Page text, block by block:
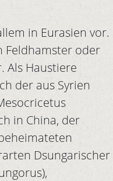
in Eurasien vor.
Feldhamster oder
Als Haustiere
der aus Syrien
in China, der
Dsungarischer